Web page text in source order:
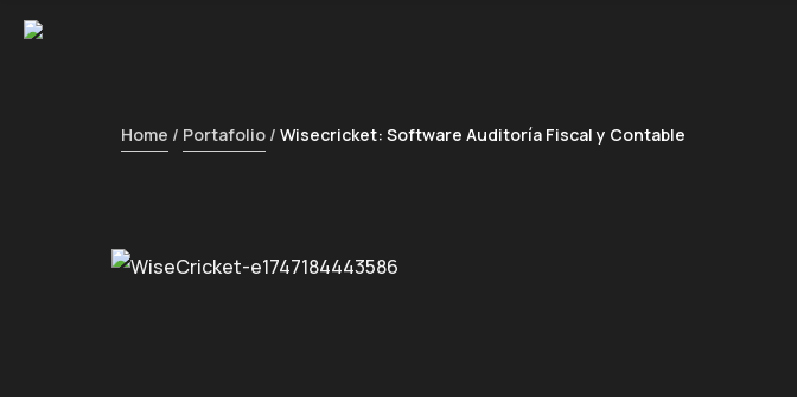
Home Portafolio Wisecricket: Software Auditoría Fiscal y Contable